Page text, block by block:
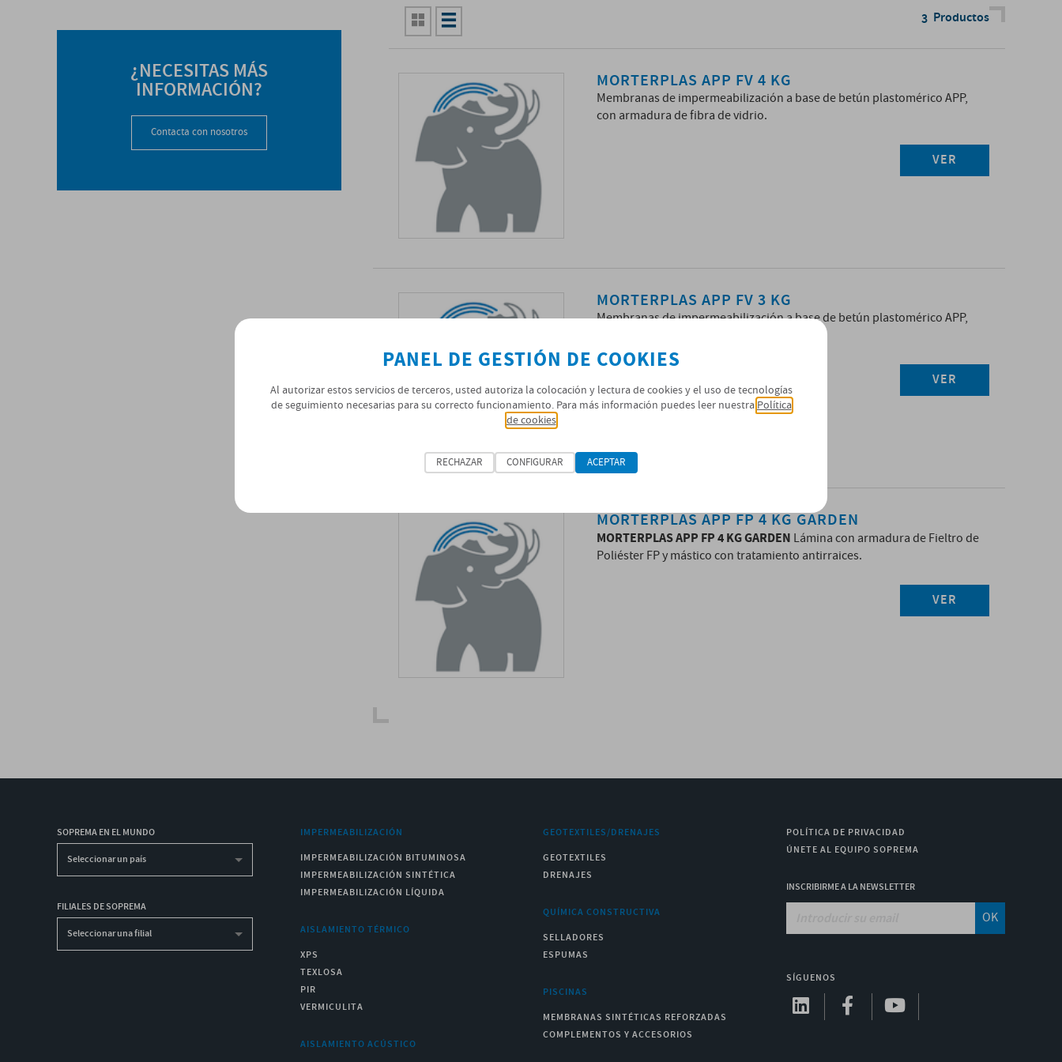
¿NECESITAS MÁS
INFORMACIÓN?
Contacta con nosotros
3 Productos
MORTERPLAS APP FV 4 KG
Membranas de impermeabilización a base de betún plastomérico APP,
con armadura de fibra de vidrio.
VER
MORTERPLAS APP FV 3 KG
Membranas de impermeabilización a base de betún plastomérico APP,
VER
MORTERPLAS APP FP 4 KG GARDEN
MORTERPLAS APP FP 4 KG GARDEN Lámina con armadura de Fieltro de
Poliéster FP y mástico con tratamiento antirraices.
VER
SOPREMA EN EL MUNDO
Seleccionar un país
FILIALES DE SOPREMA
Seleccionar una filial
IMPERMEABILIZACIÓN
IMPERMEABILIZACIÓN BITUMINOSA
IMPERMEABILIZACIÓN SINTÉTICA
IMPERMEABILIZACIÓN LÍQUIDA
AISLAMIENTO TÉRMICO
XPS
TEXLOSA
PIR
VERMICULITA
AISLAMIENTO ACÚSTICO
GEOTEXTILES/DRENAJES
GEOTEXTILES
DRENAJES
QUÍMICA CONSTRUCTIVA
SELLADORES
ESPUMAS
PISCINAS
MEMBRANAS SINTÉTICAS REFORZADAS
COMPLEMENTOS Y ACCESORIOS
POLÍTICA DE PRIVACIDAD
ÚNETE AL EQUIPO SOPREMA
INSCRIBIRME A LA NEWSLETTER
OK
SÍGUENOS
PANEL DE GESTIÓN DE COOKIES
Al autorizar estos servicios de terceros, usted autoriza la colocación y lectura de cookies y el uso de tecnologías
de seguimiento necesarias para su correcto funcionamiento. Para más información puedes leer nuestra Política
de cookies
RECHAZAR CONFIGURAR ACEPTAR